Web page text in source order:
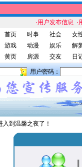
·用户发布信息 ·
首页
时事 社会
女
游戏
动漫 娱乐
解
黄页
房源 交友 日
用户密码：
入到温馨之夜了！